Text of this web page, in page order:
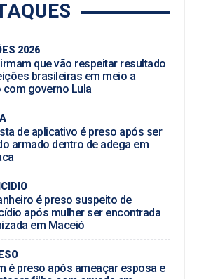
2026
que vão respeitar resultado
brasileiras em meio a
com governo Lula
de aplicativo é preso após ser
armado dentro de adega em
é preso suspeito de
após mulher ser encontrada
em Maceió
é preso após ameaçar esposa e